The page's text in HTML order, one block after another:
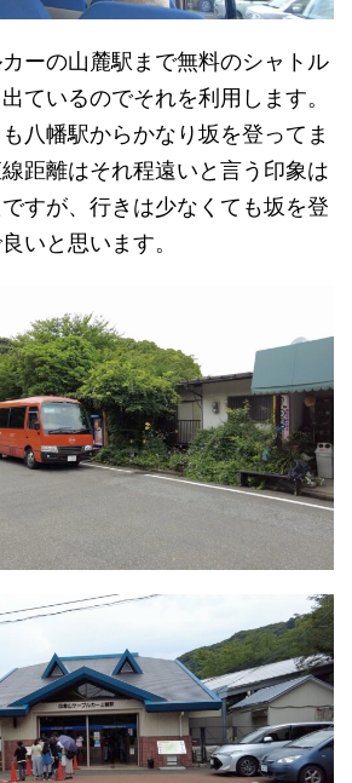
ーの山麓駅まで無料のシャトル
ているのでそれを利用します。
八幡駅からかなり坂を登ってま
距離はそれ程遠いと言う印象は
すが、行きは少なくても坂を登
いと思います。